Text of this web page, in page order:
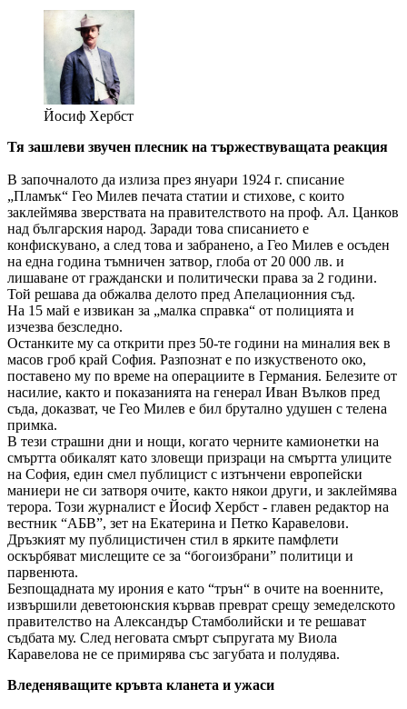
Йосиф Хербст
Тя зашлеви звучен плесник на тържествуващата реакция
В започналото да излиза през януари 1924 г. списание
„Пламък“ Гео Милев печата статии и стихове, с които
заклеймява зверствата на правителството на проф. Ал. Цанков
над българския народ. Заради това списанието е
конфискувано, а след това и забранено, а Гео Милев е осъден
на една година тъмничен затвор, глоба от 20 000 лв. и
лишаване от граждански и политически права за 2 години.
Той решава да обжалва делото пред Апелационния съд.
На 15 май е извикан за „малка справка“ от полицията и
изчезва безследно.
Останките му са открити през 50-те години на миналия век в
масов гроб край София. Разпознат е по изкуственото око,
поставено му по време на операциите в Германия. Белезите от
насилие, както и показанията на генерал Иван Вълков пред
съда, доказват, че Гео Милев е бил брутално удушен с телена
примка.
В тези страшни дни и нощи, когато черните камионетки на
смъртта обикалят като зловещи призраци на смъртта улиците
на София, един смел публицист с изтънчени европейски
маниери не си затворя очите, както някои други, и заклеймява
терора. Този журналист е Йосиф Хербст - главен редактор на
вестник “АБВ”, зет на Екатерина и Петко Каравелови.
Дръзкият му публицистичен стил в ярките памфлети
оскърбяват мислещите се за “богоизбрани” политици и
парвенюта.
Безпощадната му ирония е като “трън“ в очите на военните,
извършили деветоюнския кървав преврат срещу земеделското
правителство на Александър Стамболийски и те решават
съдбата му. След неговата смърт съпругата му Виола
Каравелова не се примирява със загубата и полудява.
Вледеняващите кръвта кланета и ужаси